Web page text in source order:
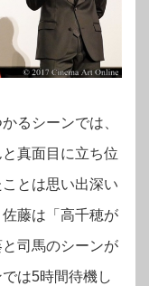
るシーンでは、
真面目に立ち位
とは思い出深い
藤は「高千穂が
司馬のシーンが
は5時間待機し